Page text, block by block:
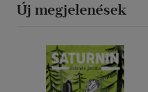
Új megjelenések